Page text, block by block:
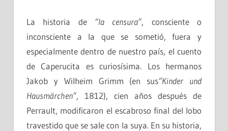
La historia de “la censura”, consciente o
inconsciente a la que se sometió, fuera y
especialmente dentro de nuestro país, el cuento
deCaperucita es curiosísima. Los hermanos
Jakob y Wilheim Grimm (en sus“Kinder und
Hausmärchen”, 1812), cien años después de
Perrault, modificaron el escabroso final del lobo
travestido que se sale con la suya. En su historia,